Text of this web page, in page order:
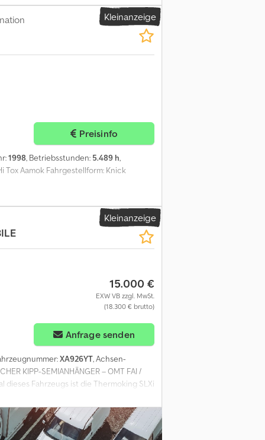
Es können Abweichungen
weisen darauf hin, dass der Gegenstand
in seinem tatsächlichen Zustand
Kleinanzeige
Preisinfo
1998, Betriebsstunden: 5.489 h,
Tox Aamok Fahrgestellform: Knick
Kleinanzeige
15.000 €
EXW VB zzgl. MwSt.
(18.300 € brutto)
Anfrage senden
XA926YT, Achsen-
KIPP-SEMIANHÄNGER – OMT FAI /
dieses Fahrzeugs ist die Thermoking SLXi
garantiert sie sorgenfreie Einsatzjahre
ist mit einer vollständigen Kippanlage
deutlich erweitert. Der
Transport von Schüttgütern. ✅